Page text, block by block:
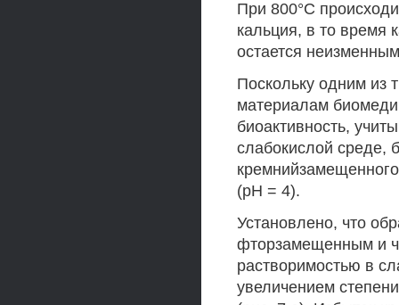
При 800°С
кальция, в то время
остается
Поскольку одним из
материалам
биоактивность,
слабокислой среде,
(рН = 4).
Установлено, что
фторзамещенным и
растворимостью в
увеличением